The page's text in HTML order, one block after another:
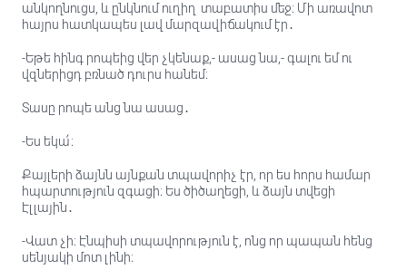
անկողնուցս, և ընկնում ուղիղ տաբատիս մեջ։ Մի առավոտ
հայրս հատկապես լավ մարզավիճակում էր․
-Եթե հինգ րոպեից վեր չկենաք,- ասաց նա,- գալու եմ ու
վզներիցդ բռնած դուրս հանեմ։
Տասը րոպե անց նա ասաց․
-Ես եկա՛։
Քայլերի ձայնն այնքան տպավորիչ էր, որ ես հորս համար
հպարտություն զգացի։ Ես ծիծաղեցի, և ձայն տվեցի
Էլլային․
-Վատ չի։ Էնպիսի տպավորություն է, ոնց որ պապան հենց
սենյակի մոտ լինի։